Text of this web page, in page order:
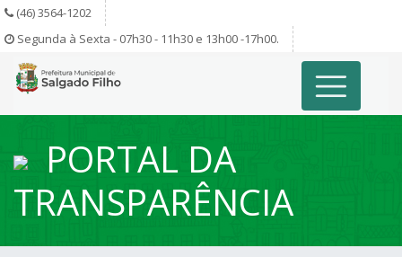
(46) 3564-1202
Segunda à Sexta - 07h30 - 11h30 e 13h00 -17h00.
PORTAL DA
TRANSPARÊNCIA